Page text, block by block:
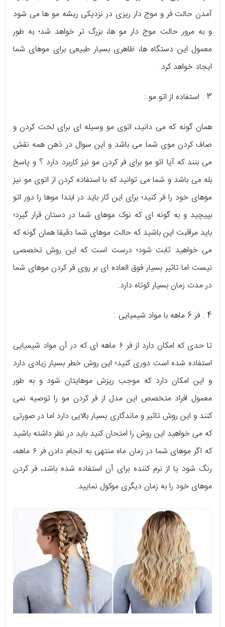
آمدن حالت فر و موج دار ریزی در نزدیکی ریشه مو ها می شود
و به مرور حالت موج دار مو ها، بزرگ تر خواهد شد؛ به طور
معمول این دستگاه ها، ظاهری بسیار طبیعی برای موهای شما
ایجاد خواهد کرد.
3 . استفاده از اتو مو :
همان گونه که می دانید، اتوی مو وسیله ای برای لخت کردن و
صاف کردن موی شما می باشد و این سوال در ذهن همه نقش
می بنند که آیا اتو مو برای فر کردن مو نیز کاربرد دارد ؟ و پاسخ
بله می باشد و شما می توانید که با استفاده کردن از اتوی مو نیز
موهای خود را فر کنید؛ برای این کار باید در ابتدا موها را دور اتو
بپیچید و به گونه ای که نوک موهای شما در دستان قرار گیرد؛
باید مراقبت این باشید که حالت موهای شما دقیقا همان گونه که
می خواهید ثابت شود؛ درست است که این روش تخصصی
نیست اما تاثیر بسیار فوق العاده ای بر روی فر کردن موهای شما
در مدت زمان بسیار کوتاه دارد.
4 . فر 6 ماهه با مواد شیمیایی :
تا حدی که امکان دارد از فر ۶ ماهه ای که در آن مواد شیمیایی
استفاده شده است دوری کنید؛ این روش خطر بسیار زیادی دارد
و این امکان دارد که موجب ریزش موهایتان شود و به طور
معمول افراد متخصص این مدل از فر کردن مو را توصیه نمی
کنند و این روش تاثیر و ماندگاری بسیار بالایی دارد اما در صورتی
که می خواهید این روش را امتحان کنید باید در نظر داشته باشید
که اگر موهای شما در زمان ماه منتهی به انجام دادن فر ۶ ماهه،
رنگ شود یا از نرم کننده برای آن استفاده شده باشد، فر کردن
موهای خود را به زمان دیگری موکول نمایید.